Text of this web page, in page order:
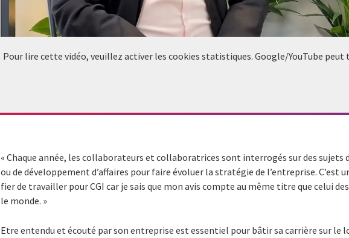
Pour lire cette vidéo, veuillez activer les cookies statistiques. Google/YouTube peut
«Chaque année, les collaborateurs et collaboratrices sont interrogés sur des sujets
ou de développement d’affaires pour faire évoluer la stratégie de l’entreprise. C’est
fier de travailler pour CGI car je sais que mon avis compte au même titre que celui
le monde. »
Etre entendu et écouté par son entreprise est essentiel pour bâtir sa carrière sur le